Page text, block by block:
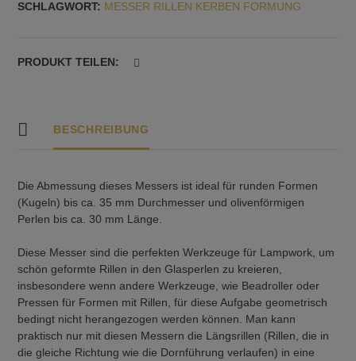
bis
und
mm
SCHLAGWORT: MESSER RILLEN KERBEN FORMUNG
PRODUKT TEILEN:
BESCHREIBUNG
Die Abmessung dieses Messers ist ideal für runden Formen
(Kugeln) bis ca. 35 mm Durchmesser und olivenförmigen
Perlen bis ca. 30 mm Länge.
Diese Messer sind die perfekten Werkzeuge für Lampwork, um
schön geformte Rillen in den Glasperlen zu kreieren,
insbesondere wenn andere Werkzeuge, wie Beadroller oder
Pressen für Formen mit Rillen, für diese Aufgabe geometrisch
bedingt nicht herangezogen werden können. Man kann
praktisch nur mit diesen Messern die Längsrillen (Rillen, die in
die gleiche Richtung wie die Dornführung verlaufen) in eine